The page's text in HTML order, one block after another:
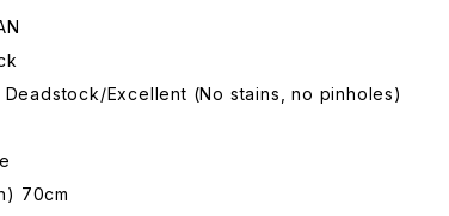
Deadstock/Excellent (No stains, no pinholes)
70cm